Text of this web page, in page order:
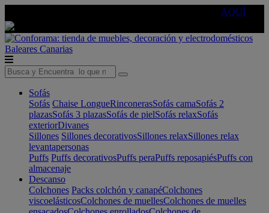
AQUÍ
Baleares Canarias
Sofás
Sofás Chaise LongueRinconerasSofás camaSofás 2
plazasSofás 3 plazasSofás de pielSofás relaxSofás
exteriorDivanes
Sillones Sillones decorativosSillones relaxSillones relax
levantapersonas
Puffs Puffs decorativosPuffs peraPuffs reposapiésPuffs con
almacenaje
Descanso
Colchones Packs colchón y canapéColchones
viscoelásticosColchones de muellesColchones de muelles